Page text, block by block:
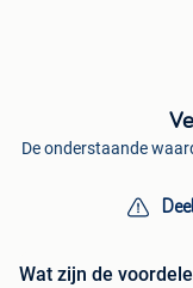
De onderstaande
Wat zijn de